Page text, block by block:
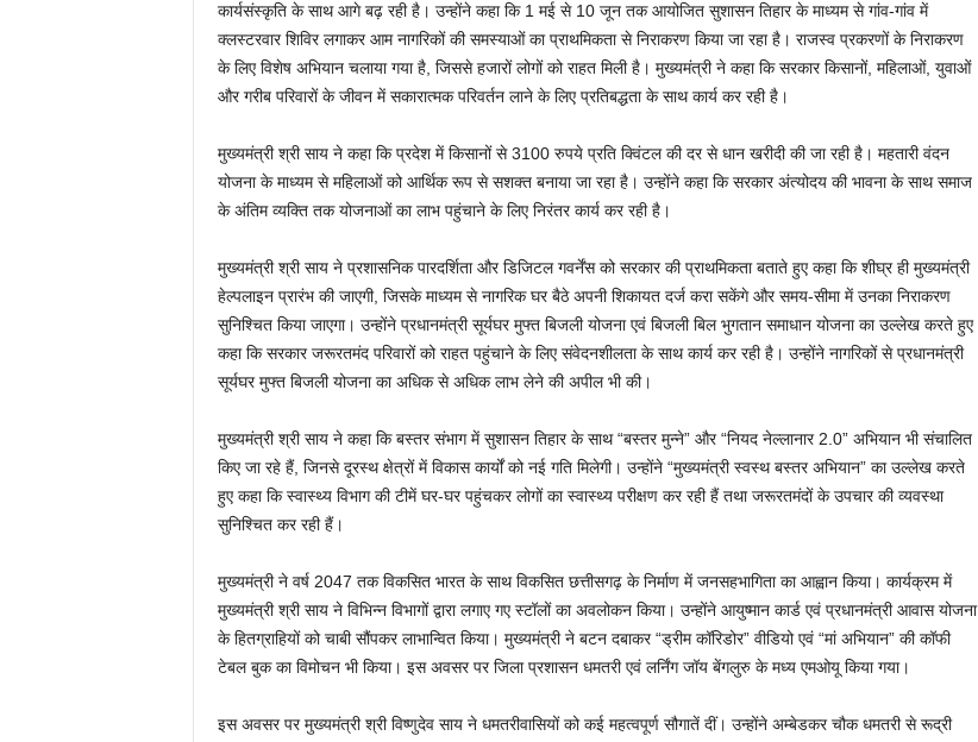
कार्यसंस्कृति के साथ आगे बढ़ रही है। उन्होंने कहा कि 1 मई से 10 जून तक आयोजित सुशासन तिहार के माध्यम से गांव-गांव में
क्लस्टरवार शिविर लगाकर आम नागरिकों की समस्याओं का प्राथमिकता से निराकरण किया जा रहा है। राजस्व प्रकरणों के निराकरण
के लिए विशेष अभियान चलाया गया है, जिससे हजारों लोगों को राहत मिली है। मुख्यमंत्री ने कहा कि सरकार किसानों, महिलाओं, युवाओं
और गरीब परिवारों के जीवन में सकारात्मक परिवर्तन लाने के लिए प्रतिबद्धता के साथ कार्य कर रही है।
मुख्यमंत्री श्री साय ने कहा कि प्रदेश में किसानों से 3100 रुपये प्रति क्विंटल की दर से धान खरीदी की जा रही है। महतारी वंदन
योजना के माध्यम से महिलाओं को आर्थिक रूप से सशक्त बनाया जा रहा है। उन्होंने कहा कि सरकार अंत्योदय की भावना के साथ समाज
के अंतिम व्यक्ति तक योजनाओं का लाभ पहुंचाने के लिए निरंतर कार्य कर रही है।
मुख्यमंत्री श्री साय ने प्रशासनिक पारदर्शिता और डिजिटल गवर्नेंस को सरकार की प्राथमिकता बताते हुए कहा कि शीघ्र ही मुख्यमंत्री
हेल्पलाइन प्रारंभ की जाएगी, जिसके माध्यम से नागरिक घर बैठे अपनी शिकायत दर्ज करा सकेंगे और समय-सीमा में उनका निराकरण
सुनिश्चित किया जाएगा। उन्होंने प्रधानमंत्री सूर्यघर मुफ्त बिजली योजना एवं बिजली बिल भुगतान समाधान योजना का उल्लेख करते हुए
कहा कि सरकार जरूरतमंद परिवारों को राहत पहुंचाने के लिए संवेदनशीलता के साथ कार्य कर रही है। उन्होंने नागरिकों से प्रधानमंत्री
सूर्यघर मुफ्त बिजली योजना का अधिक से अधिक लाभ लेने की अपील भी की।
मुख्यमंत्री श्री साय ने कहा कि बस्तर संभाग में सुशासन तिहार के साथ “बस्तर मुन्ने” और “नियद नेल्लानार 2.0” अभियान भी संचालित
किए जा रहे हैं, जिनसे दूरस्थ क्षेत्रों में विकास कार्यों को नई गति मिलेगी। उन्होंने “मुख्यमंत्री स्वस्थ बस्तर अभियान” का उल्लेख करते
हुए कहा कि स्वास्थ्य विभाग की टीमें घर-घर पहुंचकर लोगों का स्वास्थ्य परीक्षण कर रही हैं तथा जरूरतमंदों के उपचार की व्यवस्था
सुनिश्चित कर रही हैं।
मुख्यमंत्री ने वर्ष 2047 तक विकसित भारत के साथ विकसित छत्तीसगढ़ के निर्माण में जनसहभागिता का आह्वान किया। कार्यक्रम में
मुख्यमंत्री श्री साय ने विभिन्न विभागों द्वारा लगाए गए स्टॉलों का अवलोकन किया। उन्होंने आयुष्मान कार्ड एवं प्रधानमंत्री आवास योजना
के हितग्राहियों को चाबी सौंपकर लाभान्वित किया। मुख्यमंत्री ने बटन दबाकर “ड्रीम कॉरिडोर” वीडियो एवं “मां अभियान” की कॉफी
टेबल बुक का विमोचन भी किया। इस अवसर पर जिला प्रशासन धमतरी एवं लर्निंग जॉय बेंगलुरु के मध्य एमओयू किया गया।
इस अवसर पर मुख्यमंत्री श्री विष्णुदेव साय ने धमतरीवासियों को कई महत्वपूर्ण सौगातें दीं। उन्होंने अम्बेडकर चौक धमतरी से रूद्री